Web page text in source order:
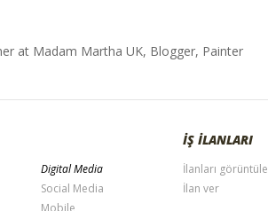
at Madam Martha UK, Blogger, Painter
Digital Media
Social Media
Mobile
İŞ İLANLARI
İlanları görüntüle
İlan ver